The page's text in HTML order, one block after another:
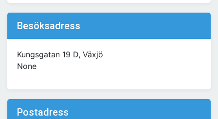
Besöksadress
Kungsgatan 19 D, Växjö
None
Postadress